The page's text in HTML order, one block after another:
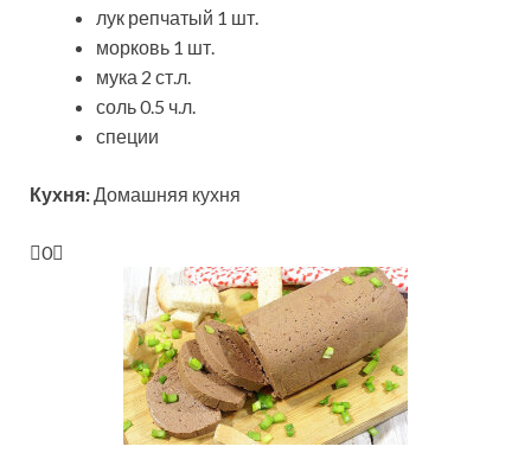
лук репчатый 1 шт.
морковь 1 шт.
мука 2 ст.л.
соль 0.5 ч.л.
специи
Кухня: Домашняя кухня
0